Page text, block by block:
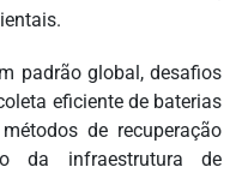
padrão global, desafios
eficiente de baterias
de recuperação
da infraestrutura de